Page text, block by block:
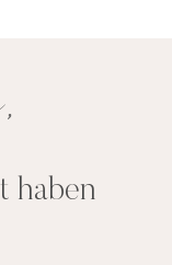
haben